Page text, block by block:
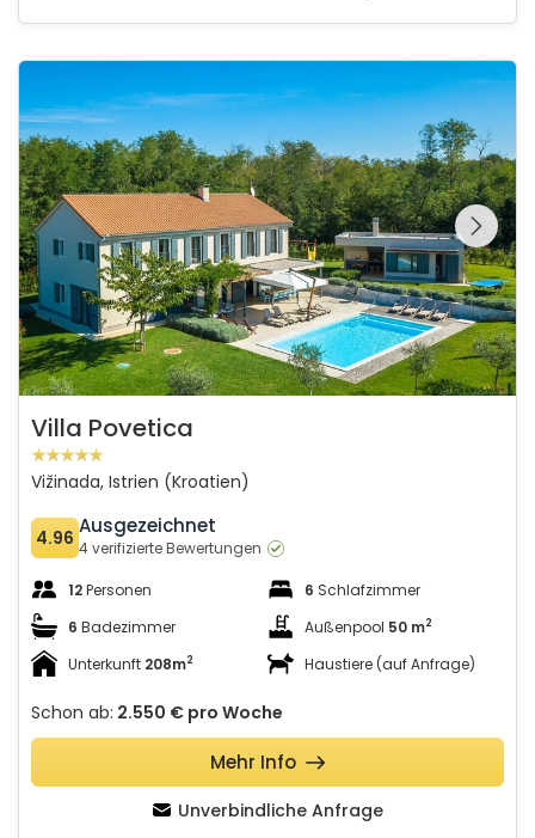
Schauen Sie sich die
gesamte Galerie
Villa Povetica
Vižinada, Istrien (Kroatien)
4.96 Ausgezeichnet
4 verifizierte Bewertungen
12Personen 6 Schlafzimmer
6 Badezimmer Außenpool 50 m2
Unterkunft 208m2 Haustiere (auf Anfrage)
Schon ab: 2.550 € pro Woche
Unverbindliche Anfrage
Mehr Info